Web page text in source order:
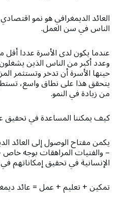
العائد الديمغرافي هو نمو
الناس في سن العمل.
عندما يكون لدى الأسرة عددا أقل
وعدد أكبر من الناس الذين
حينها الأسرة أن تدخر وتستثمر
يتحقق هذا على نطاق واسع،
من زيادة في النمو.
كيف يمكننا المساعدة في تحقيق
يكمن مفتاح الوصول إلى العائد
– والفتيات المراهقات بوجه خاص
الإنسانية في تحقيق إمكاناتهم في
تمكين + تعليم + عمل = عائد